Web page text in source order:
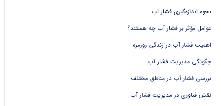
نحوه اندازه‌گیری فشار آب
عوامل مؤثر بر فشار آب چه هستند؟
اهمیت فشار آب در زندگی روزمره
چگونگی مدیریت فشار آب
بررسی فشار آب در مناطق مختلف
نقش فناوری در مدیریت فشار آب